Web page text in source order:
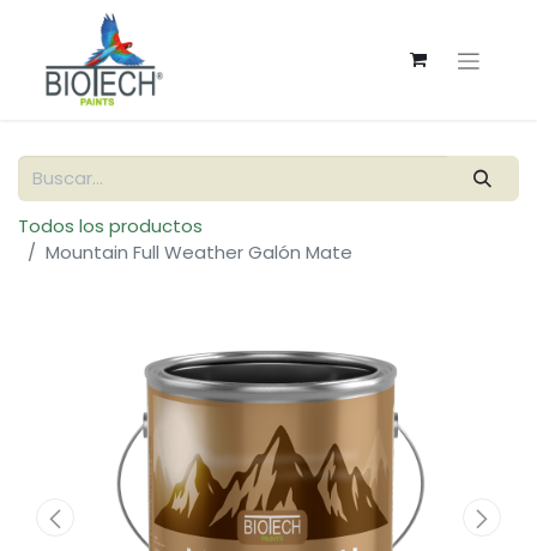
Todos los productos
Mountain Full Weather Galón Mate